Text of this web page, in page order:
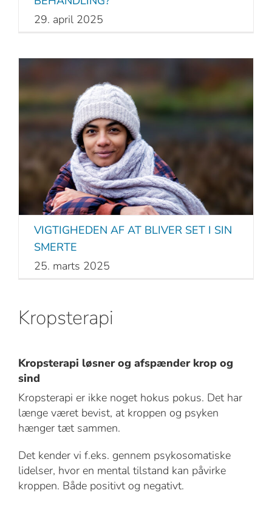
29. april 2025
VIGTIGHEDEN AF AT BLIVER SET I SIN
SMERTE
25. marts 2025
Kropsterapi
Kropsterapi løsner og afspænder krop og
sind
Kropsterapi er ikke noget hokus pokus. Det har
længe været bevist, at kroppen og psyken
hænger tæt sammen.
Det kender vi f.eks. gennem psykosomatiske
lidelser, hvor en mental tilstand kan påvirke
kroppen. Både positivt og negativt.